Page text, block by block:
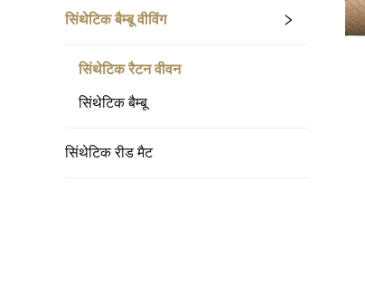
सिंथेटिक बैम्बू वीविंग
सिंथेटिक रैटन वीवन
सिंथेटिक बैम्बू
सिंथेटिक रीड मैट